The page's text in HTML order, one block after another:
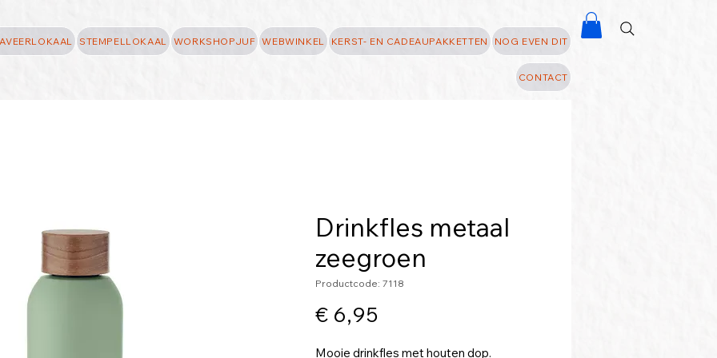
STEMPELLOKAAL WORKSHOPJUF WEBWINKEL KERST- EN CADEAUPAKKETTEN NOG EVEN DIT
CONTACT
Drinkfles metaal
zeegroen
Productcode: 7118
€ 6,95
Mooie drinkfles met houten dop.